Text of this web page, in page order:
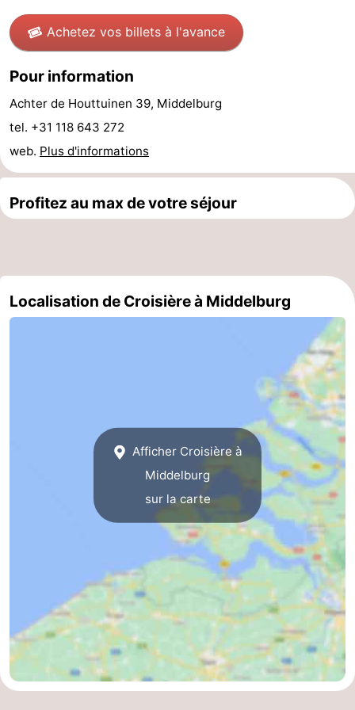
du
Randonnée
-
Manèges
-
Terrains
de
golf
-
Peche
Sportive
-
Equitation
Conduite
l'anneau
et
manger
Événements
Pratiques
Stationnement
Renesse
-
Brouwershaven
-
Achetez vos billets à l'avance
Pour information
Achter de Houttuinen 39, Middelburg
tel. +31 118 643 272
web. Plus d'informations
Profitez au max de votre séjour
Localisation de Croisière à Middelburg
Afficher Croisière à
Middelburg
sur la carte